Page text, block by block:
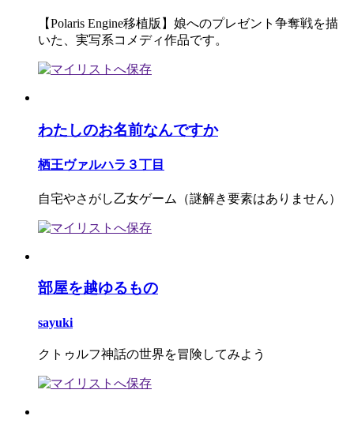
【Polaris Engine移植版】娘へのプレゼント争奪戦を描
いた、実写系コメディ作品です。
わたしのお名前なんですか
栖王ヴァルハラ３丁目
自宅やさがし乙女ゲーム（謎解き要素はありません）
部屋を越ゆるもの
sayuki
クトゥルフ神話の世界を冒険してみよう